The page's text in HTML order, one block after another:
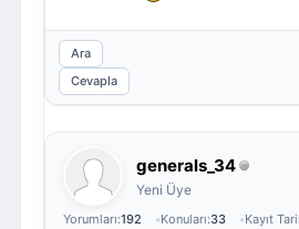
Ara
Cevapla
generals_34
Yeni Üye
Yorumları:192 Konuları:33 Kayıt